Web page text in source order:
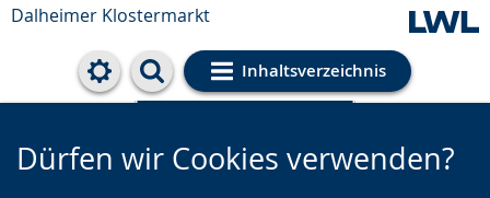
Dalheimer Klostermarkt
Inhaltsverzeichnis
Cookie-Einstellungen
Dürfen wir Cookies verwenden?